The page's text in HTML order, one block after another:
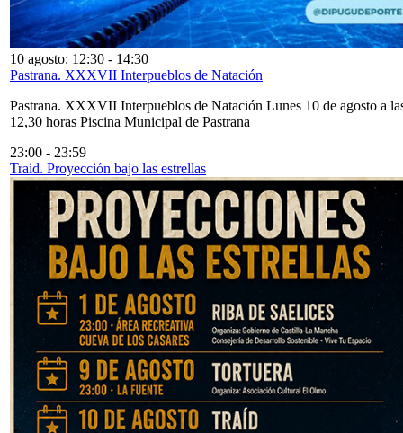
10 agosto: 12:30 - 14:30
Pastrana. XXXVII Interpueblos de Natación
Pastrana. XXXVII Interpueblos de Natación Lunes 10 de agosto a
12,30 horas Piscina Municipal de Pastrana
23:00 - 23:59
Traid. Proyección bajo las estrellas